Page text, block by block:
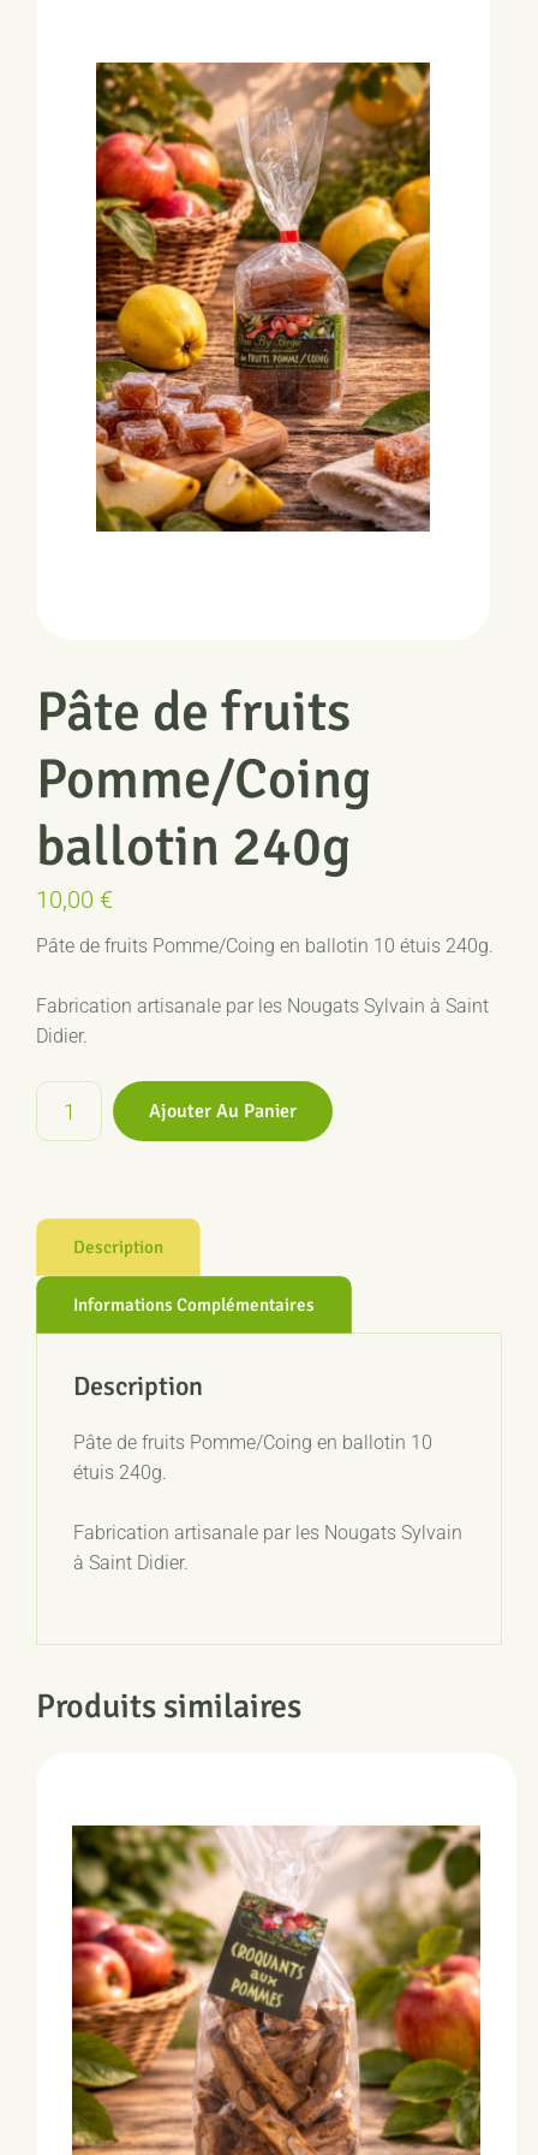
Pâte de fruits
Pomme/Coing
ballotin 240g
10,00 €
Pâte de fruits Pomme/Coing en ballotin 10 étuis 240g.
Fabrication artisanale par les Nougats Sylvain à Saint
Didier.
quantité
fruits
Pomme/Coing
ballotin
240g
Ajouter Au Panier
Description
Informations Complémentaires
Description
Pâte de fruits Pomme/Coing en ballotin 10
étuis 240g.
Fabrication artisanale par les Nougats Sylvain
à Saint Didier.
Produits similaires